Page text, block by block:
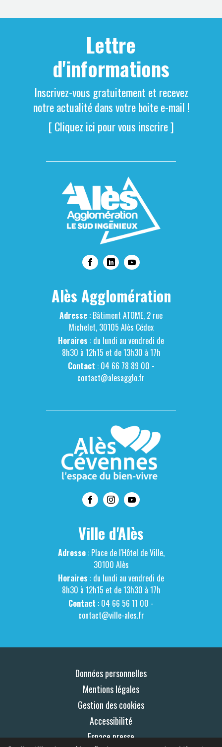
Lettre
d'informations
Inscrivez-vous gratuitement et recevez
notre actualité dans votre boite e-mail !
[ Cliquez ici pour vous inscrire ]
Alès Agglomération
Adresse : Bâtiment ATOME, 2 rue
Michelet, 30105 Alès Cédex
Horaires : du lundi au vendredi de
8h30 à 12h15 et de 13h30 à 17h
Contact : 04 66 78 89 00 -
contact@alesagglo.fr
Ville d'Alès
Adresse: Place de l'Hôtel de Ville,
30100 Alès
Horaires : du lundi au vendredi de
8h30 à 12h15 et de 13h30 à 17h
Contact : 04 66 56 11 00 -
contact@ville-ales.fr
Données personnelles
Mentions légales
Gestion des cookies
Accessibilité
Espace presse